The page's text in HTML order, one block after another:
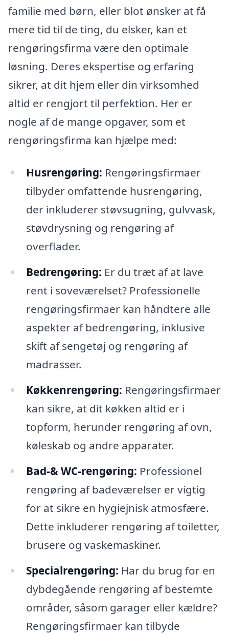
familie med børn, eller blot ønsker at få
mere tid til de ting, du elsker, kan et
rengøringsfirma være den optimale
løsning. Deres ekspertise og erfaring
sikrer, at dit hjem eller din virksomhed
altid er rengjort til perfektion. Her er
nogle af de mange opgaver, som et
rengøringsfirma kan hjælpe med:
Husrengøring: Rengøringsfirmaer
tilbyder omfattende husrengøring,
der inkluderer støvsugning, gulvvask,
støvdrysning og rengøring af
overflader.
Bedrengøring: Er du træt af at lave
rent i soveværelset? Professionelle
rengøringsfirmaer kan håndtere alle
aspekter af bedrengøring, inklusive
skift af sengetøj og rengøring af
madrasser.
Køkkenrengøring: Rengøringsfirmaer
kan sikre, at dit køkken altid er i
topform, herunder rengøring af ovn,
køleskab og andre apparater.
Bad-& WC-rengøring: Professionel
rengøring af badeværelser er vigtig
for at sikre en hygiejnisk atmosfære.
Dette inkluderer rengøring af toiletter,
brusere og vaskemaskiner.
Specialrengøring: Har du brug for en
dybdegående rengøring af bestemte
områder, såsom garager eller kældre?
Rengøringsfirmaer kan tilbyde